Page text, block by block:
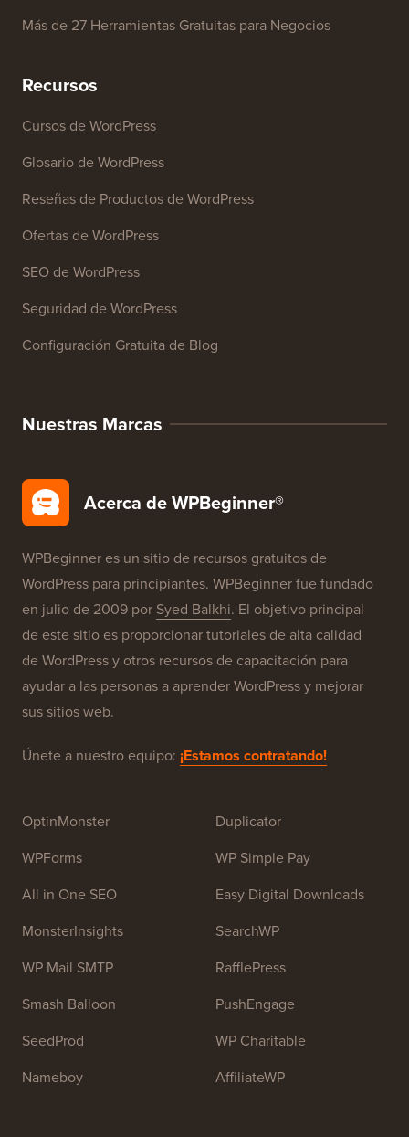
Más de 27 Herramientas Gratuitas para Negocios
Recursos
Cursos de WordPress
Glosario de WordPress
Reseñas de Productos de WordPress
Ofertas de WordPress
SEO de WordPress
Seguridad de WordPress
Configuración Gratuita de Blog
Nuestras Marcas
Acerca de WPBeginner®
WPBeginner es un sitio de recursos gratuitos de
WordPress para principiantes. WPBeginner fue fundado
en julio de 2009 por Syed Balkhi. El objetivo principal
de este sitio es proporcionar tutoriales de alta calidad
de WordPress y otros recursos de capacitación para
ayudar a las personas a aprender WordPress y mejorar
sus sitios web.
Únete a nuestro equipo: ¡Estamos contratando!
OptinMonster
WPForms
All in One SEO
MonsterInsights
WP Mail SMTP
Smash Balloon
SeedProd
Nameboy
Duplicator
WP Simple Pay
Easy Digital Downloads
SearchWP
RafflePress
PushEngage
WP Charitable
AffiliateWP